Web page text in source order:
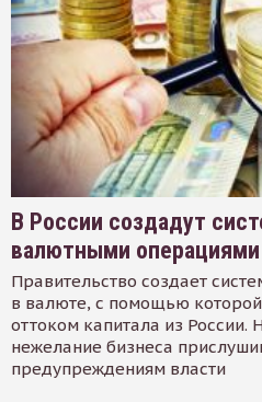
В России создадут
валютными операциями
Правительство создает
в валюте, с помощью которой
оттоком капитала из России.
нежелание бизнеса
предупреждениям власти